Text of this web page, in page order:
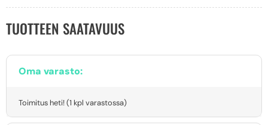
TUOTTEEN SAATAVUUS
Oma varasto:
Toimitus heti! (1 kpl varastossa)